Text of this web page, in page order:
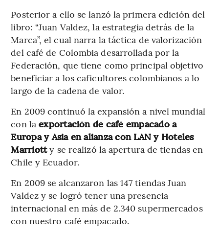
Posterior a ello se lanzó la primera edición del
libro: “Juan Valdez, la estrategia detrás de la
Marca”, el cual narra la táctica de valorización
del café de Colombia desarrollada por la
Federación, que tiene como principal objetivo
beneficiar a los caficultores colombianos a lo
largo de la cadena de valor.
En 2009 continuó la expansión a nivel mundial
con laexportación de café empacado a
Europa y Asia en alianza con LAN y Hoteles
Marriotty se realizó la apertura de tiendas en
Chile y Ecuador.
En 2009 se alcanzaron las 147 tiendas Juan
Valdez y se logró tener una presencia
internacional en más de 2.340 supermercados
con nuestro café empacado.